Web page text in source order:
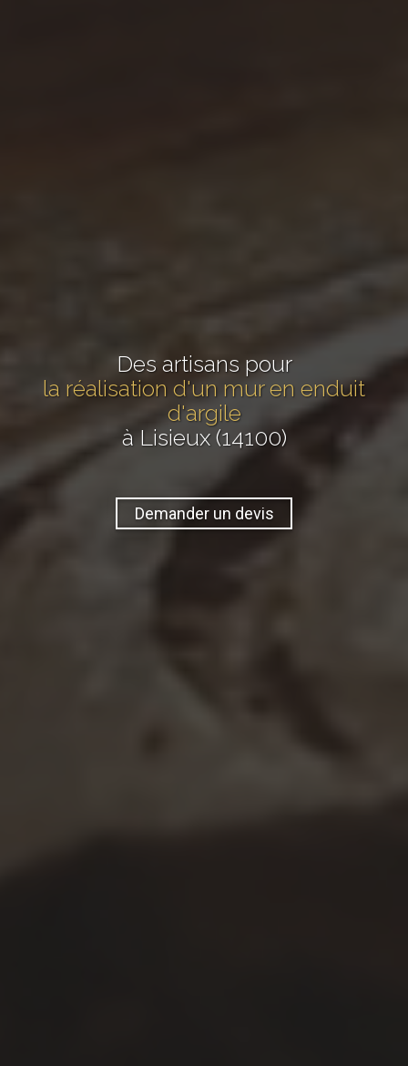
Des artisans pour
la réalisation d'un mur en enduit
d'argile
à Lisieux (14100)
Demander un devis